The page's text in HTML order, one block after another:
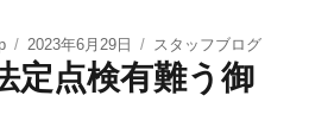
2023年6月29日 スタッフブログ
点検有難う御